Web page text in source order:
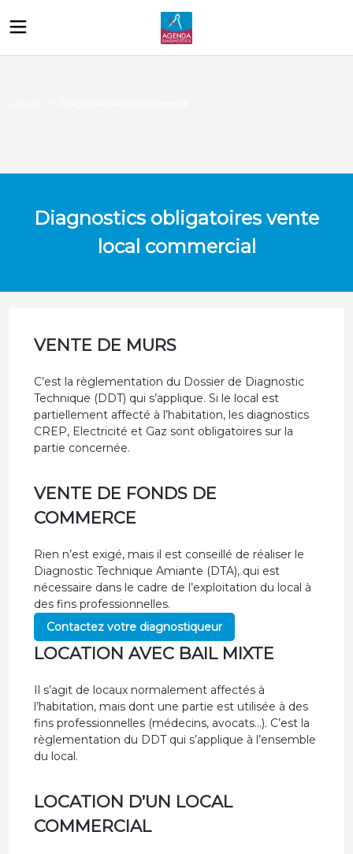
Diagnostics obligatoires vente
local commercial
VENTE DE MURS
C’est la règlementation du Dossier de Diagnostic
Technique (DDT) qui s’applique. Si le local est
partiellement affecté à l’habitation, les diagnostics
CREP, Electricité et Gaz sont obligatoires sur la
partie concernée.
VENTE DE FONDS DE
COMMERCE
Rien n’est exigé, mais il est conseillé de réaliser le
Diagnostic Technique Amiante (DTA), qui est
nécessaire dans le cadre de l’exploitation du local à
des fins professionnelles.
Contactez votre diagnostiqueur
LOCATION AVEC BAIL MIXTE
Il s’agit de locaux normalement affectés à
l’habitation, mais dont une partie est utilisée à des
fins professionnelles (médecins, avocats...). C’est la
règlementation du DDT qui s’applique à l’ensemble
du local.
LOCATION D’UN LOCAL
COMMERCIAL